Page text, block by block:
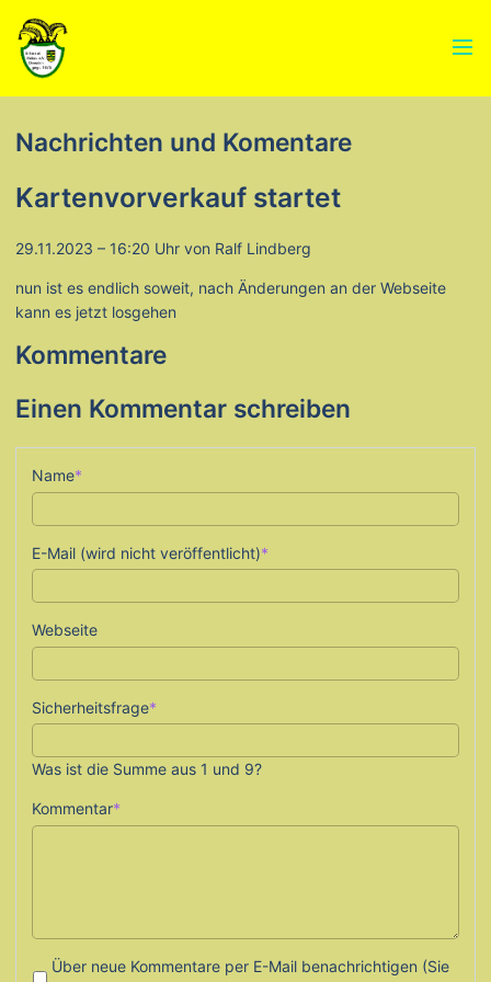
Menü
Nachrichten und Komentare
Kartenvorverkauf startet
29.11.2023 – 16:20 Uhr von Ralf Lindberg
nun ist es endlich soweit, nach Änderungen an der Webseite
kann es jetzt losgehen
Kommentare
Einen Kommentar schreiben
Pflichtfeld
Name*
Pflichtfeld
E-Mail (wird nicht veröffentlicht)*
Webseite
Pflichtfeld
Sicherheitsfrage*
Was ist die Summe aus 1 und 9?
Pflichtfeld
Kommentar*
Über neue Kommentare per E-Mail benachrichtigen (Sie